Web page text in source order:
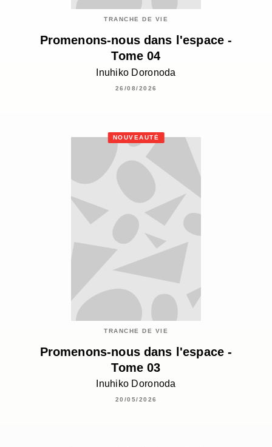
TRANCHE DE VIE
Promenons-nous dans l'espace -
Tome 04
Inuhiko Doronoda
26/08/2026
NOUVEAUTÉ
TRANCHE DE VIE
Promenons-nous dans l'espace -
Tome 03
Inuhiko Doronoda
20/05/2026